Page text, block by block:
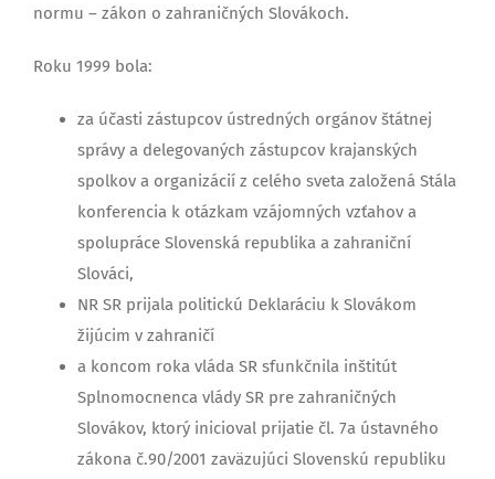
normu – zákon o zahraničných Slovákoch.
Roku 1999 bola:
za účasti zástupcov ústredných orgánov štátnej
správy a delegovaných zástupcov krajanských
spolkov a organizácií z celého sveta založená Stála
konferencia k otázkam vzájomných vzťahov a
spolupráce Slovenská republika a zahraniční
Slováci,
NR SR prijala politickú Deklaráciu k Slovákom
žijúcim v zahraničí
a koncom roka vláda SR sfunkčnila inštitút
Splnomocnenca vlády SR pre zahraničných
Slovákov, ktorý inicioval prijatie čl. 7a ústavného
zákona č.90/2001 zaväzujúci Slovenskú republiku